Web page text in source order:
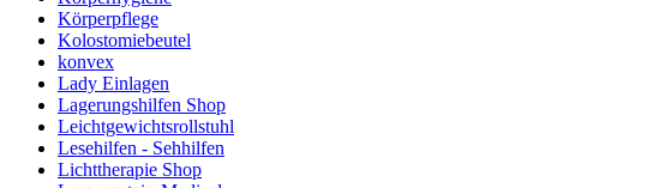
Körperpflege
Kolostomiebeutel
konvex
Lady Einlagen
Lagerungshilfen Shop
Leichtgewichtsrollstuhl
Lesehilfen - Sehhilfen
Lichttherapie Shop